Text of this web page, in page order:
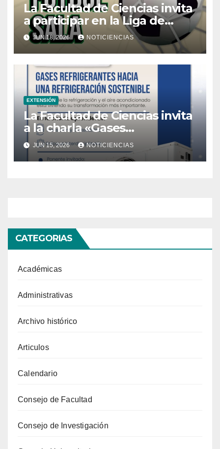
La Facultad de Ciencias invita
a participar en la Liga de
Fútbol Sala
JUN 18, 2026 NOTICIENCIAS
EXTENSIÓN
La Facultad de Ciencias invita
a la charla «Gases
refrigerantes, hacia una
refrigeración sostenible»
JUN 15, 2026 NOTICIENCIAS
CATEGORIAS
Académicas
Administrativas
Archivo histórico
Articulos
Calendario
Consejo de Facultad
Consejo de Investigación